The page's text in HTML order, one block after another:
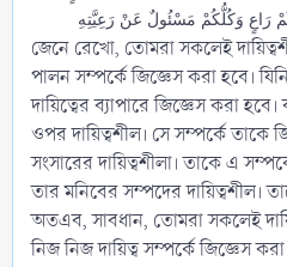
رَاعٍ وَكُلُّكُمْ مَسْئُولٌ عَنْ رَعِيَّتِهِ
জেনে রেখো, তোমরা সকলেই
পালন সম্পর্কে জিজ্ঞেস করা হবে।
দায়িত্বের ব্যাপারে জিজ্ঞেস করা
ওপর দায়িত্বশীল। সে সম্পর্কে তাকে
সংসারের দায়িত্বশীলা। তাকে এ
তার মনিবের সম্পদের দায়িত্বশীল।
অতএব, সাবধান, তোমরা সকলেই
নিজ নিজ দায়িত্ব সম্পর্কে জিজ্ঞেস করা